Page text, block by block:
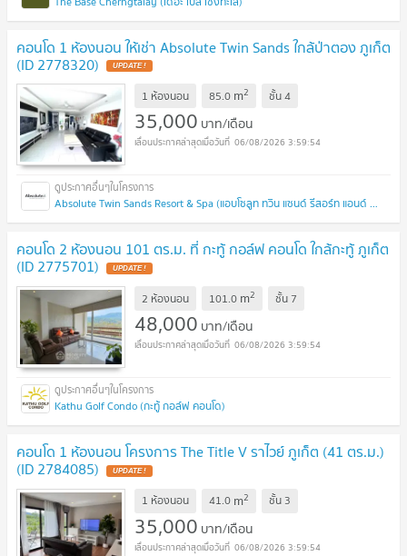
คอนโด 1 ห้องนอน ให้เช่า Absolute Twin Sands ใกล้ป่าตอง ภูเก็ต
(ID 2778320) UPDATE !
1 ห้องนอน 85.0 m2 ชั้น4
35,000 บาท/เดือน
06/08/2026 3:59:54
Absolute Twin Sands Resort & Spa (แอบโซลูท ทวิน แซนด์ รีสอร์ท แอนด์ สปา)
คอนโด 2 ห้องนอน 101 ตร.ม. ที่ กะทู้ กอล์ฟ คอนโด ใกล้กะทู้ ภูเก็ต
(ID 2775701) UPDATE !
2 ห้องนอน 101.0 m2 ชั้น 7
48,000 บาท/เดือน
06/08/2026 3:59:54
Kathu Golf Condo (กะทู้ กอล์ฟ คอนโด)
คอนโด 1 ห้องนอน โครงการ The Title V ราไวย์ ภูเก็ต (41 ตร.ม.)
(ID 2784085) UPDATE !
1 ห้องนอน 41.0 m2 ชั้น 3
35,000 บาท/เดือน
06/08/2026 3:59:54